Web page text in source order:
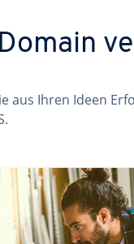
aus Ihren Ideen